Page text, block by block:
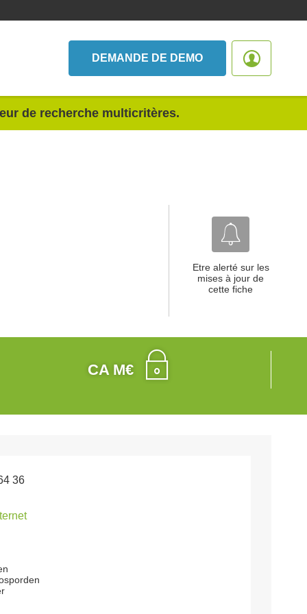
DEMANDE DE DEMO
de recherche multicritères.
Etre alerté sur les
mises à jour de
cette fiche
CA M€
36